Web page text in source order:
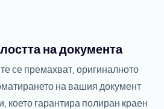
на документа
се премахват, оригиналното
на вашия документ
което гарантира полиран краен